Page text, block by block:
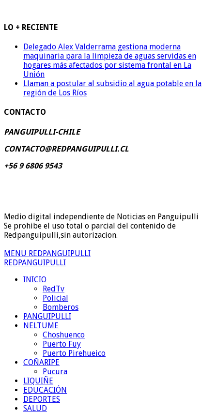
LO + RECIENTE
Delegado Alex Valderrama gestiona moderna
maquinaria para la limpieza de aguas servidas en
hogares más afectados por sistema frontal en La
Unión
Llaman a postular al subsidio al agua potable en la
región de Los Ríos
CONTACTO
PANGUIPULLI-CHILE
CONTACTO@REDPANGUIPULLI.CL
+56 9 6806 9543
Medio digital independiente de Noticias en Panguipulli
Se prohibe el uso total o parcial del contenido de
Redpanguipulli,sin autorizacion.
MENU REDPANGUIPULLI
REDPANGUIPULLI
INICIO
RedTv
Policial
Bomberos
PANGUIPULLI
NELTUME
Choshuenco
Puerto Fuy
Puerto Pirehueico
COÑARIPE
Pucura
LIQUIÑE
EDUCACIÓN
DEPORTES
SALUD